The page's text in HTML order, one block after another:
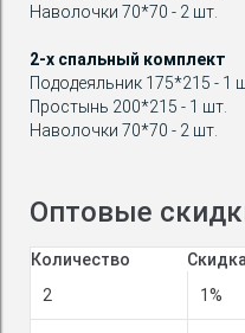
Наволочки 70*70 - 2 шт.
2-х спальный комплект
Пододеяльник 175*215 - 1
Простынь 200*215 - 1 шт.
Наволочки 70*70 - 2 шт.
Оптовые
Количество Скидка
2
1%